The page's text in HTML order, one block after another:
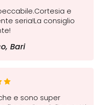
e
seria!La consiglio
Bari
e sono super